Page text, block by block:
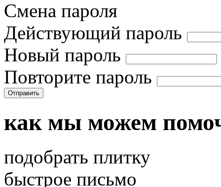
Смена пароля
Действующий пароль
Новый пароль
Повторите пароль
Отправить
как мы можем
подобрать плитку
быстрое письмо